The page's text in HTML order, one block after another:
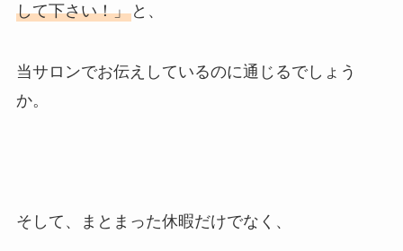
して下さい！」と、
当サロンでお伝えしているのに通じるでしょう
か。
そして、まとまった休暇だけでなく、